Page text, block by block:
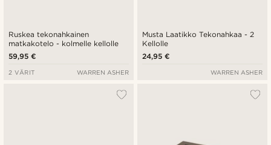
Ruskea tekonahkainen
matkakotelo - kolmelle kellolle
59,95 €
2 VÄRIT WARREN ASHER
Musta Laatikko Tekonahkaa - 2
Kellolle
24,95 €
WARREN ASHER